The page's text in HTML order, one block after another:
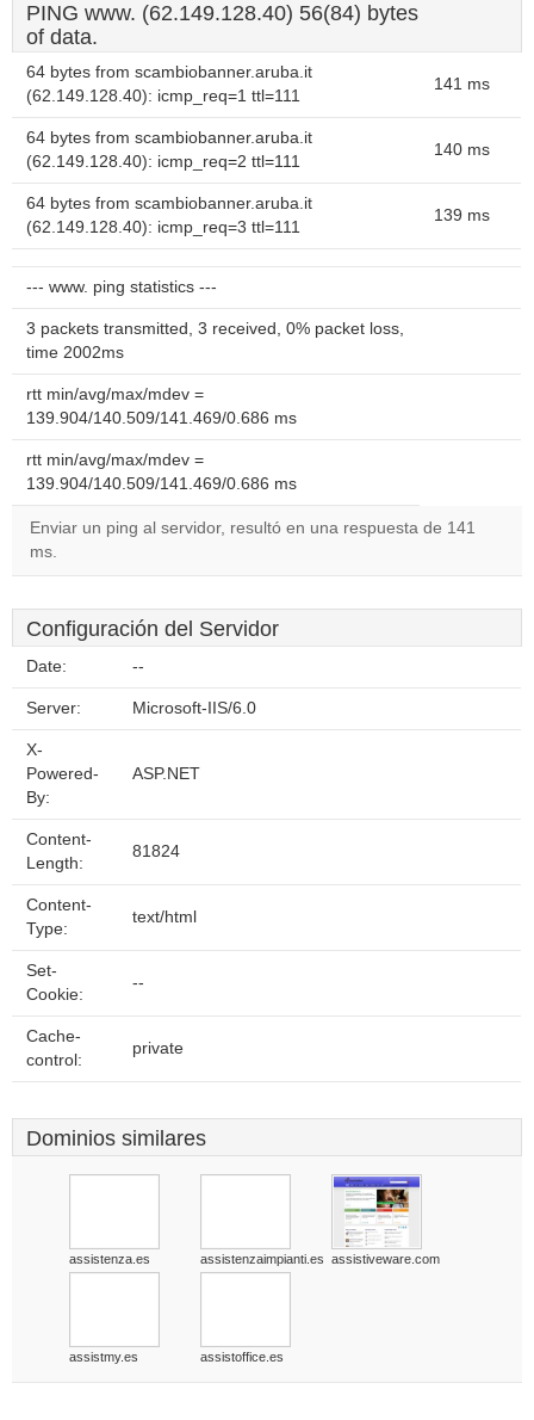
PING www. (62.149.128.40) 56(84) bytes
of data.
64 bytes from scambiobanner.aruba.it
(62.149.128.40): icmp_req=1 ttl=111
141 ms
64 bytes from scambiobanner.aruba.it
(62.149.128.40): icmp_req=2 ttl=111
140 ms
64 bytes from scambiobanner.aruba.it
(62.149.128.40): icmp_req=3 ttl=111
139 ms
--- www. ping statistics ---
3 packets transmitted, 3 received, 0% packet loss,
time 2002ms
rtt min/avg/max/mdev =
139.904/140.509/141.469/0.686 ms
rtt min/avg/max/mdev =
139.904/140.509/141.469/0.686 ms
Enviar un ping al servidor, resultó en una respuesta de 141
ms.
Configuración del Servidor
Date: --
Server: Microsoft-IIS/6.0
X-
Powered-
By:
ASP.NET
Content-
Length:
81824
Content-
Type:
text/html
Set-
Cookie:
--
Cache-
control:
private
Dominios similares
assistenza.es assistenzaimpianti.es assistiveware.com
assistmy.es assistoffice.es